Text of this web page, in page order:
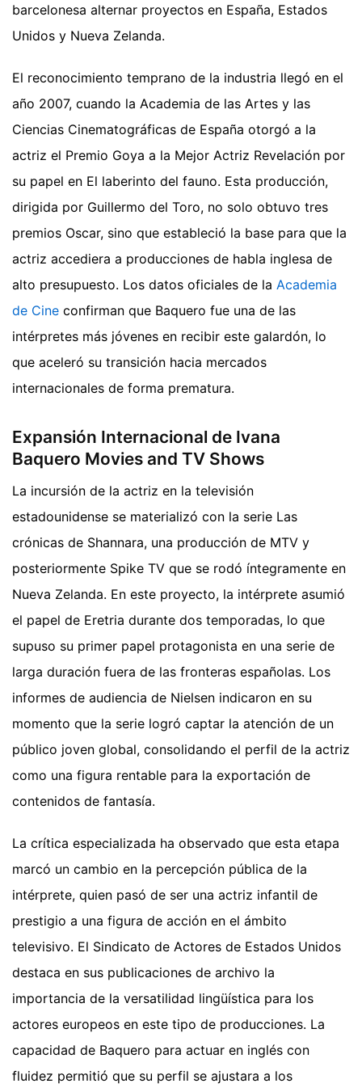
barcelonesa alternar proyectos en España, Estados
Unidos y Nueva Zelanda.
El reconocimiento temprano de la industria llegó en el
año 2007, cuando la Academia de las Artes y las
Ciencias Cinematográficas de España otorgó a la
actriz el Premio Goya a la Mejor Actriz Revelación por
su papel en El laberinto del fauno. Esta producción,
dirigida por Guillermo del Toro, no solo obtuvo tres
premios Oscar, sino que estableció la base para que la
actriz accediera a producciones de habla inglesa de
alto presupuesto. Los datos oficiales de la Academia
de Cine confirman que Baquero fue una de las
intérpretes más jóvenes en recibir este galardón, lo
que aceleró su transición hacia mercados
internacionales de forma prematura.
Expansión Internacional de Ivana
Baquero Movies and TV Shows
La incursión de la actriz en la televisión
estadounidense se materializó con la serie Las
crónicas de Shannara, una producción de MTV y
posteriormente Spike TV que se rodó íntegramente en
Nueva Zelanda. En este proyecto, la intérprete asumió
el papel de Eretria durante dos temporadas, lo que
supuso su primer papel protagonista en una serie de
larga duración fuera de las fronteras españolas. Los
informes de audiencia de Nielsen indicaron en su
momento que la serie logró captar la atención de un
público joven global, consolidando el perfil de la actriz
como una figura rentable para la exportación de
contenidos de fantasía.
La crítica especializada ha observado que esta etapa
marcó un cambio en la percepción pública de la
intérprete, quien pasó de ser una actriz infantil de
prestigio a una figura de acción en el ámbito
televisivo. El Sindicato de Actores de Estados Unidos
destaca en sus publicaciones de archivo la
importancia de la versatilidad lingüística para los
actores europeos en este tipo de producciones. La
capacidad de Baquero para actuar en inglés con
fluidez permitió que su perfil se ajustara a los